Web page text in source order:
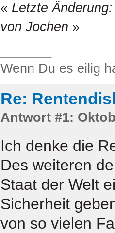
« Letzte
von Jochen »
Wenn Du es eilig
Re:
Antwort #1:
Ich denke die
Des weiteren
Staat der Welt
Sicherheit
von so vielen